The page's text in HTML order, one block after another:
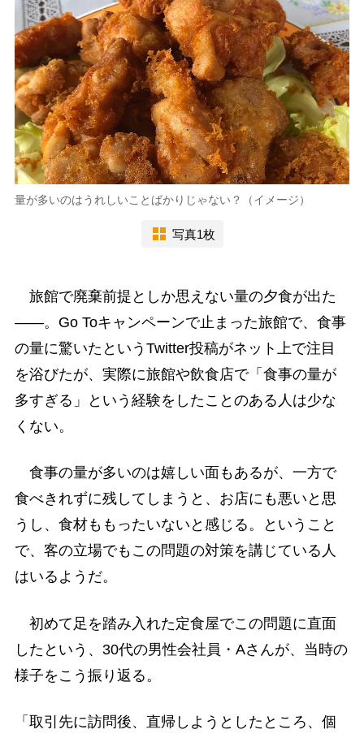
量が多いのはうれしいことばかりじゃない？（イメージ）
写真1枚
旅館で廃棄前提としか思えない量の夕食が出た
――。Go Toキャンペーンで止まった旅館で、食事
の量に驚いたというTwitter投稿がネット上で注目
を浴びたが、実際に旅館や飲食店で「食事の量が
多すぎる」という経験をしたことのある人は少な
くない。
食事の量が多いのは嬉しい面もあるが、一方で
食べきれずに残してしまうと、お店にも悪いと思
うし、食材ももったいないと感じる。ということ
で、客の立場でもこの問題の対策を講じている人
はいるようだ。
初めて足を踏み入れた定食屋でこの問題に直面
したという、30代の男性会社員・Aさんが、当時の
様子をこう振り返る。
「取引先に訪問後、直帰しようとしたところ、個